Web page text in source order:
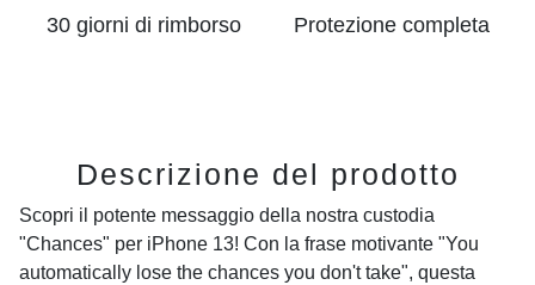
30 giorni di rimborso Protezione completa
Descrizione del prodotto
Scopri il potente messaggio della nostra custodia
"Chances" per iPhone 13! Con la frase motivante "You
automatically lose the chances you don't take", questa